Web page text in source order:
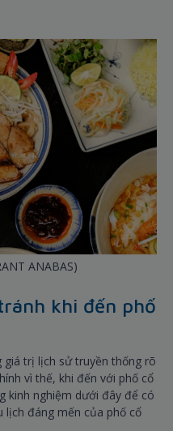
ANABAS)
khi đến phố
giá trị lịch sử truyền thống rõ
vì thế, khi đến với phố cổ
kinh nghiệm dưới đây để có
đáng mến của phố cổ